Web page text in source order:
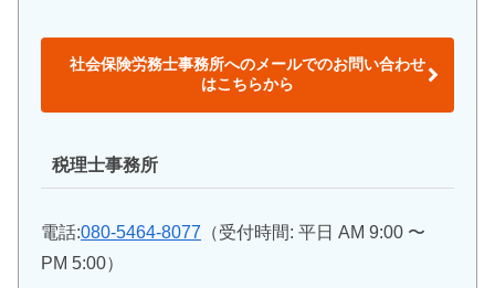
社会保険労務士事務所へのメールでのお問い合わせ
はこちらから
税理士事務所
電話:080-5464-8077 （受付時間: 平日 AM 9:00 〜
PM 5:00）